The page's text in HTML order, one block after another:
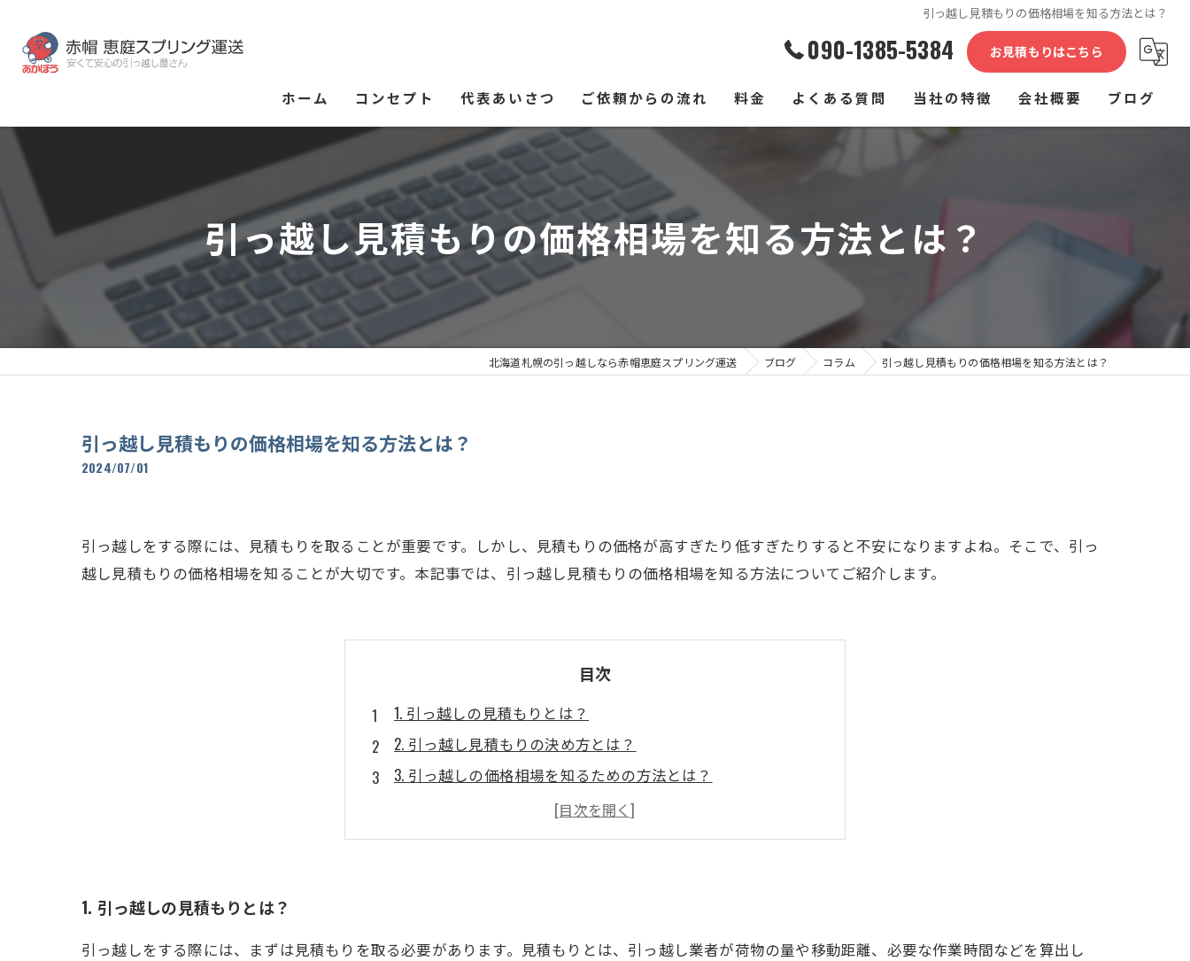
引っ越し見積もりの価格相場を知る方法とは？
090-1385-5384 お見積もりはこちら
ホーム コンセプト 代表あいさつ ご依頼からの流れ 料金 よくある質問 当社の特徴
介護施設
会社概要 ブログ
引っ越し見積もりの価格相場を知る方法とは？
北海道札幌の引っ越しなら赤帽恵庭スプリング運送 ブログ コラム 引っ越し見積もりの価格相場を知る方法とは？
引っ越し見積もりの価格相場を知る方法とは？
2024/07/01
引っ越しをする際には、見積もりを取ることが重要です。しかし、見積もりの価格が高すぎたり低すぎたりすると不安になりますよね。そこで、引っ
越し見積もりの価格相場を知ることが大切です。本記事では、引っ越し見積もりの価格相場を知る方法についてご紹介します。
目次
1. 引っ越しの見積もりとは？
2. 引っ越し見積もりの決め方とは？
3. 引っ越しの価格相場を知るための方法とは？
4. 引っ越し業者によって異なる見積もりの価格相場とは？
5. 引っ越し見積もりを比較する際に注意すべきポイントとは？
1. 引っ越しの見積もりとは？
引っ越しをする際には、まずは見積もりを取る必要があります。見積もりとは、引っ越し業者が荷物の量や移動距離、必要な作業時間などを算出し